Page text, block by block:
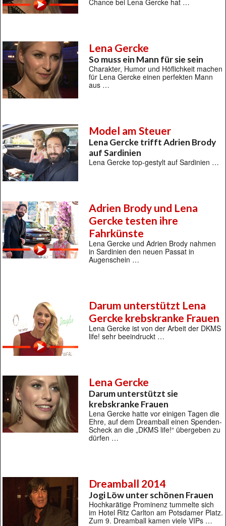
Chance bei Lena Gercke hat …
Lena Gercke
So muss ein Mann für sie sein
Charakter, Humor und Höflichkeit machen
für Lena Gercke einen perfekten Mann
aus …
Model am Steuer
Lena Gercke trifft Adrien Brody
auf Sardinien
Lena Gercke top-gestylt auf Sardinien …
Adrien Brody und Lena
Gercke testen ihre
Fahrkünste
Lena Gercke und Adrien Brody nahmen
in Sardinien den neuen Passat in
Augenschein …
Darum unterstützt Lena
Gercke krebskranke Frauen
Lena Gercke ist von der Arbeit der DKMS
life! sehr beeindruckt …
Lena Gercke
Darum unterstützt sie
krebskranke Frauen
Lena Gercke hatte vor einigen Tagen die
Ehre, auf dem Dreamball einen Spenden-
Scheck an die „DKMS life!“ übergeben zu
dürfen …
Dreamball 2014
Jogi Löw unter schönen Frauen
Hochkarätige Prominenz tummelte sich
im Hotel Ritz Carlton am Potsdamer Platz.
Zum 9. Dreamball kamen viele VIPs …